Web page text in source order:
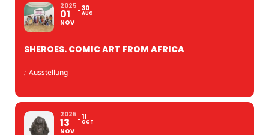
2025
01
NOV
30
AUG
SHEROES. COMIC ART FROM AFRICA
: Ausstellung
2025
13
NOV
11
OCT